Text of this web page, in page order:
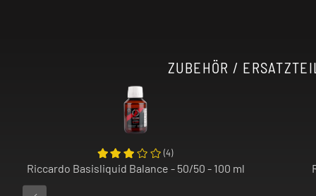
ZUBEHÖR /
(4)
Riccardo Basisliquid Balance - 50/50 - 100 ml